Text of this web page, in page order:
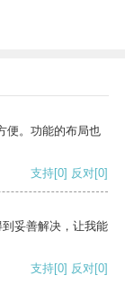
便。功能的布局也
支持[0] 反对[0]
妥善解决，让我能
支持[0] 反对[0]